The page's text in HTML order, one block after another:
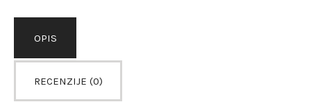
OPIS
RECENZIJE (0)